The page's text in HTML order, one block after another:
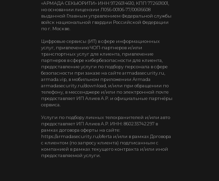
«АРМАДА СЕКЬЮРИТИ» ИНН 9726014610, КПП 772601001,
но основании лицензии Л056-00106-77/00616608
выданной Главным управлением Федеральной службы
войск национальной гвардии Российской Федерации
по г. Москве.
Цифровые сервисы (ИТ) в сфере информационных
услуг, привлечению ЧОП-партнеров и/или
транспортных услуг для клиента, привлечение
партнеров в сфере кибербезопасности для клиента,
предоставление услуги по подбору персонала в сфере
безопасности при заказе на сайте armadasecurity.ru,
armada.vip, в мобильном приложении Armada
armadasecurity.ru/download, и/или при обращении по
телефону, в мессенджере и/или по электронной почте
предоставляет ИП Алиев А.Р. и официальные партнёры
сервиса.
Услуги по подбору личных телохранителей и/или авто
предоставляет ИП Алиев А.Р. ИНН: 860235742297 в
рамках договора оферты на сайте:
https://armadasecurity.ru/oferta и/или в рамках Договора
с клиентом (по запросу клиента) подписанным с
компанией в рамках текущего контракта и/или иной
предоставляемой услуги.